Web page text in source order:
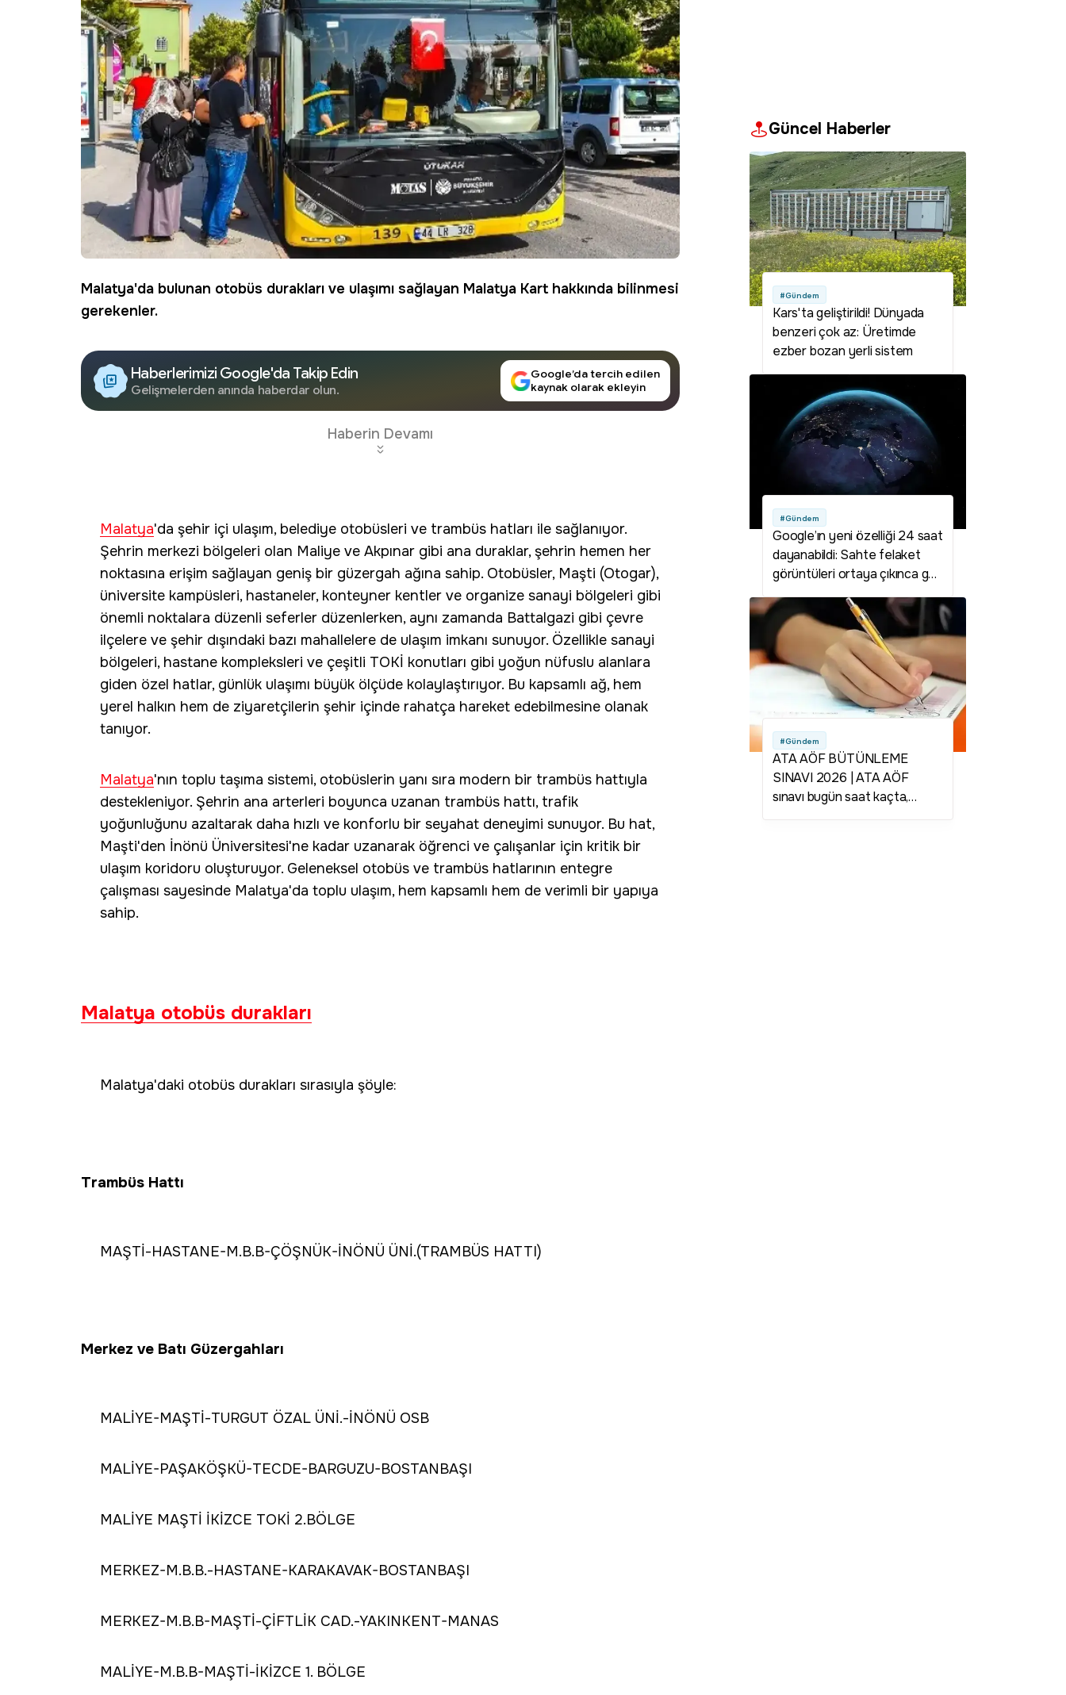
Malatya'da bulunan otobüs durakları ve ulaşımı sağlayan Malatya Karthakkında bilinmesi
gerekenler.
Haberlerimizi Google'da Takip Edin
Gelişmelerden anında haberdar olun.
Google’da tercih edilen
kaynak olarak ekleyin
Haberin Devamı
Malatya'da şehir içi ulaşım, belediye otobüsleri ve trambüs hatları ile sağlanıyor.
Şehrin merkezi bölgeleri olan Maliye ve Akpınar gibi ana duraklar, şehrin hemen her
noktasına erişim sağlayan geniş bir güzergah ağına sahip. Otobüsler, Maşti (Otogar),
üniversite kampüsleri, hastaneler, konteyner kentler ve organize sanayi bölgeleri gibi
önemli noktalara düzenli seferler düzenlerken, aynı zamanda Battalgazi gibi çevre
ilçelere ve şehir dışındaki bazı mahallelere de ulaşım imkanı sunuyor. Özellikle sanayi
bölgeleri, hastane kompleksleri ve çeşitli TOKİ konutları gibi yoğun nüfuslu alanlara
giden özel hatlar, günlük ulaşımı büyük ölçüde kolaylaştırıyor. Bu kapsamlı ağ, hem
yerel halkın hem de ziyaretçilerin şehir içinde rahatça hareket edebilmesine olanak
tanıyor.
Malatya'nın toplu taşıma sistemi, otobüslerin yanı sıra modern bir trambüs hattıyla
destekleniyor. Şehrin ana arterleri boyunca uzanan trambüs hattı, trafik
yoğunluğunu azaltarak daha hızlı ve konforlu bir seyahat deneyimi sunuyor. Bu hat,
Maşti'den İnönü Üniversitesi'ne kadar uzanarak öğrenci ve çalışanlar için kritik bir
ulaşım koridoru oluşturuyor. Geleneksel otobüs ve trambüs hatlarının entegre
çalışması sayesinde Malatya'da toplu ulaşım, hem kapsamlı hem de verimli bir yapıya
sahip.
Malatya otobüs durakları
Malatya'daki otobüs durakları sırasıyla şöyle:
Trambüs Hattı
MAŞTİ-HASTANE-M.B.B-ÇÖŞNÜK-İNÖNÜ ÜNİ.(TRAMBÜS HATTI)
Merkez ve Batı Güzergahları
MALİYE-MAŞTİ-TURGUT ÖZAL ÜNİ.-İNÖNÜ OSB
MALİYE-PAŞAKÖŞKÜ-TECDE-BARGUZU-BOSTANBAŞI
MALİYE MAŞTİ İKİZCE TOKİ 2.BÖLGE
MERKEZ-M.B.B.-HASTANE-KARAKAVAK-BOSTANBAŞI
MERKEZ-M.B.B-MAŞTİ-ÇİFTLİK CAD.-YAKINKENT-MANAS
MALİYE-M.B.B-MAŞTİ-İKİZCE 1. BÖLGE
Güncel Haberler
#Gündem
Kars'ta geliştirildi! Dünyada
benzeri çok az: Üretimde
ezber bozan yerli sistem
#Gündem
Google’ın yeni özelliği 24 saat
dayanabildi: Sahte felaket
görüntüleri ortaya çıkınca geri
#Gündem
ATA AÖF BÜTÜNLEME
SINAVI 2026 | ATA AÖF
sınavı bugün saat kaçta,